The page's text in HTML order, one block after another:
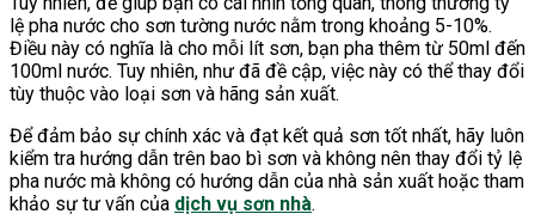
lệ pha nước cho sơn tường nước nằm trong khoảng 5-10%.
Điều này có nghĩa là cho mỗi lít sơn, bạn pha thêm từ 50ml đến
100ml nước. Tuy nhiên, như đã đề cập, việc này có thể thay đổi
tùy thuộc vào loại sơn và hãng sản xuất.
Để đảm bảo sự chính xác và đạt kết quả sơn tốt nhất, hãy luôn
kiểm tra hướng dẫn trên bao bì sơn và không nên thay đổi tỷ lệ
pha nước mà không có hướng dẫn của nhà sản xuất hoặc tham
khảo sự tư vấn của dịch vụ sơn nhà.